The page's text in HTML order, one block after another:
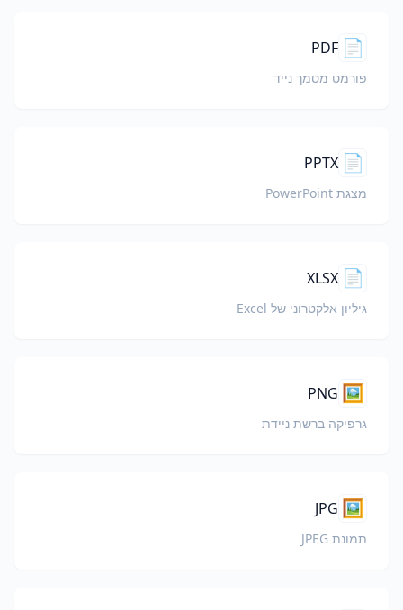
📄
PDF
פורמט מסמך נייד
📄
PPTX
מצגת PowerPoint
📄
XLSX
גיליון אלקטרוני של Excel
🖼️
PNG
גרפיקה ברשת ניידת
🖼️
JPG
תמונת JPEG